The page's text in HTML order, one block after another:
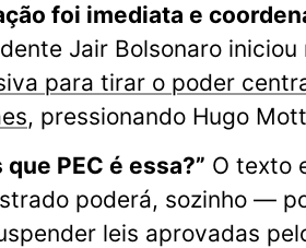
foi imediata e
Jair Bolsonaro
para tirar o poder
, pressionando Hugo
que PEC é essa?” O texto
poderá, sozinho —
leis aprovadas